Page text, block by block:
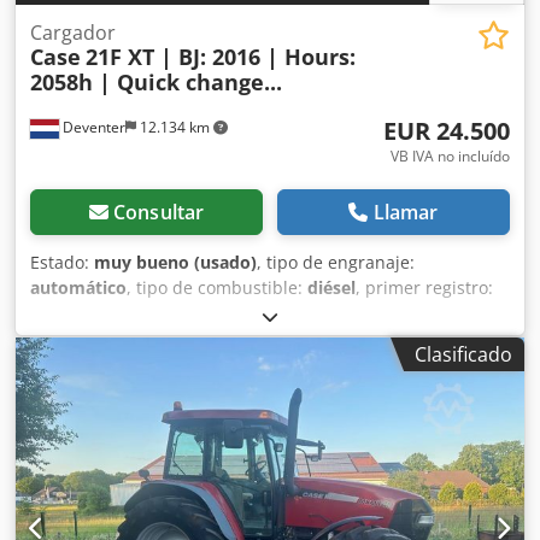
Deventer 12.134 km
Cargador
Case 21F XT | BJ: 2016 | Hours:
2058h | Quick change...
EUR 24.500
VB IVA no incluído
Consultar Llamar
Estado: muy bueno (usado), tipo de engranaje:
automático, tipo de combustible: diésel, primer registro:
, Año de fabricación:2016
funcionamiento:2.058 h, Equipamiento:cabina, =
Opciones y accesorios adicionales = - Cabina cerrada -
Radio/reproductor de CD = Notas = Pala cargadora CASE
21F XT, fabricada en 2016, con solo 2.058 horas de
funcionamiento. Esta pala cargadora compacta y potente
es de origen alemán y se encuentra en excelentes
condiciones, bien mantenida. La máquina está lista para
su uso inmediato y es ideal para trabajos de excavación,
Clasificado